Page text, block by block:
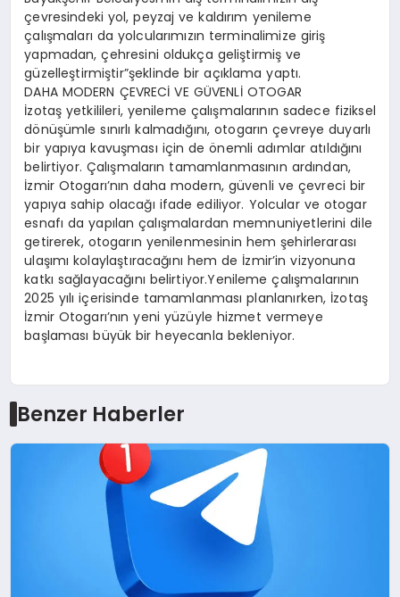
çevresindeki yol, peyzaj ve kaldırım yenileme
çalışmaları da yolcularımızın terminalimize giriş
yapmadan, çehresini oldukça geliştirmiş ve
güzelleştirmiştir”şeklinde bir açıklama yaptı.
DAHA MODERN ÇEVRECİ VE GÜVENLİ OTOGAR
İzotaş yetkilileri, yenileme çalışmalarının sadece fiziksel
dönüşümle sınırlı kalmadığını, otogarın çevreye duyarlı
bir yapıya kavuşması için de önemli adımlar atıldığını
belirtiyor. Çalışmaların tamamlanmasının ardından,
İzmir Otogarı’nın daha modern, güvenli ve çevreci bir
yapıya sahip olacağı ifade ediliyor. Yolcular ve otogar
esnafı da yapılan çalışmalardan memnuniyetlerini dile
getirerek, otogarın yenilenmesinin hem şehirlerarası
ulaşımı kolaylaştıracağını hem de İzmir’in vizyonuna
katkı sağlayacağını belirtiyor.Yenileme çalışmalarının
2025 yılı içerisinde tamamlanması planlanırken, İzotaş
İzmir Otogarı’nın yeni yüzüyle hizmet vermeye
başlaması büyük bir heyecanla bekleniyor.
Benzer Haberler